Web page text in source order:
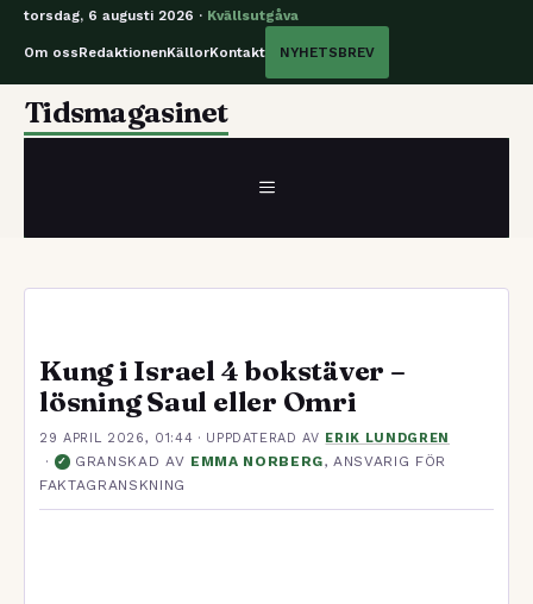
torsdag, 6 augusti 2026 · Kvällsutgåva
Om ossRedaktionenKällorKontakt NYHETSBREV
Hoppa
Tidsmagasinet
MENY
Kung i Israel 4 bokstäver –
lösning Saul eller Omri
29 APRIL 2026, 01:44 · UPPDATERADAV ERIK LUNDGREN
· ✓ GRANSKAD AV EMMA NORBERG, ANSVARIG FÖR
FAKTAGRANSKNING